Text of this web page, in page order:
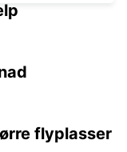
flyplasser